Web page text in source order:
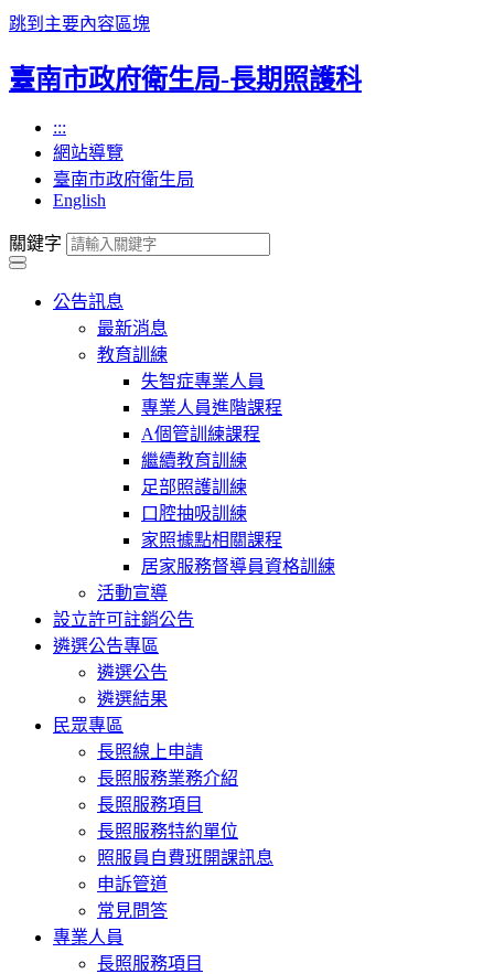
跳到主要內容區塊
臺南市政府衛生局-長期照護科
:::
網站導覽
臺南市政府衛生局
English
關鍵字
公告訊息
最新消息
教育訓練
失智症專業人員
專業人員進階課程
A個管訓練課程
繼續教育訓練
足部照護訓練
口腔抽吸訓練
家照據點相關課程
居家服務督導員資格訓練
活動宣導
設立許可註銷公告
遴選公告專區
遴選公告
遴選結果
民眾專區
長照線上申請
長照服務業務介紹
長照服務項目
長照服務特約單位
照服員自費班開課訊息
申訴管道
常見問答
專業人員
長照服務項目